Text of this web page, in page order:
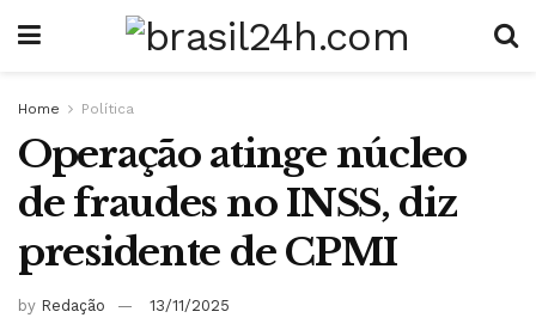
Home Política
Operação atinge núcleo
de fraudes no INSS, diz
presidente de CPMI
by Redação 13/11/2025